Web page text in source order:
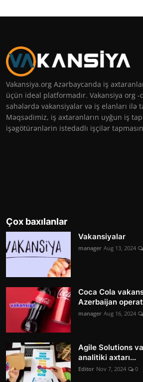
Vakansiya.org Azərbaycanda iş
üçün ideal platformadır. Vakansiya org
sahələrdə vakansiyalar və iş elanları ilə
Məqsədimiz, iş axtaranların uyğun iş
işəgötürənlərin istedadlı işçilər
Çox baxılanlar
Vakansiyalar
manager Aug 13, 2024
Coca Cola
Azerbaijan
manager Aug 16, 2024
Agile Solutions
analitiki axtarı...
Editor Nov 7, 2024 0